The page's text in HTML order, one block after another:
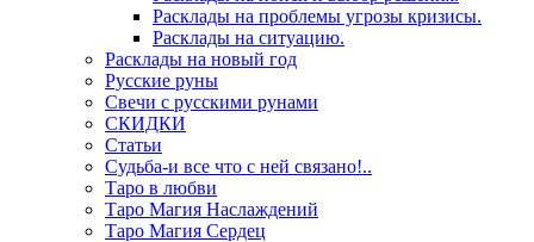
Расклады на проблемы угрозы кризисы.
Расклады на ситуацию.
Расклады на новый год
Русские руны
Свечи с русскими рунами
СКИДКИ
Статьи
Судьба-и все что с ней связано!..
Таро в любви
Таро Магия Наслаждений
Таро Магия Сердец